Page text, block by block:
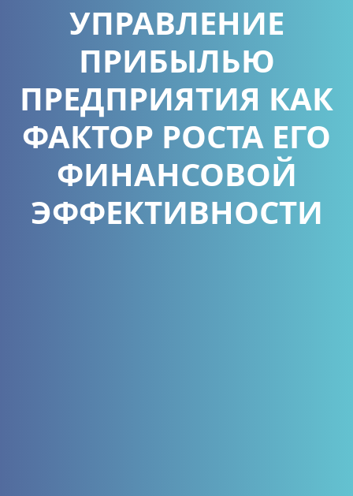
УПРАВЛЕНИЕ
ПРИБЫЛЬЮ
ПРЕДПРИЯТИЯ КАК
ФАКТОР РОСТА ЕГО
ФИНАНСОВОЙ
ЭФФЕКТИВНОСТИ